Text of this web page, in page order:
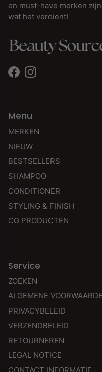
en must-have merken
wat het verdient!
FacebookInstagram
Menu
MERKEN
NIEUW
BESTSELLERS
SHAMPOO
CONDITIONER
STYLING & FINISH
CG PRODUCTEN
Service
ZOEKEN
ALGEMENE
PRIVACYBELEID
VERZENDBELEID
RETOURNEREN
LEGAL NOTICE